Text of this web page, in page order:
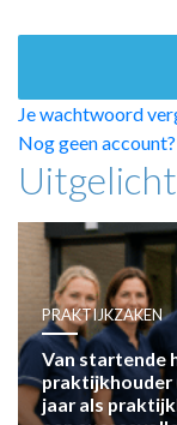
Je wachtwoord
Nog geen
Uitgelicht
PRAKTIJKZAKEN
Van startende
praktijkhouder
jaar als